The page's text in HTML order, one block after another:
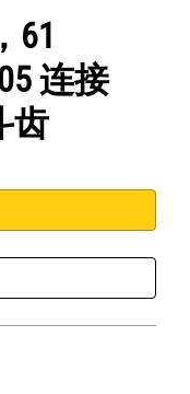
61
连接
齿